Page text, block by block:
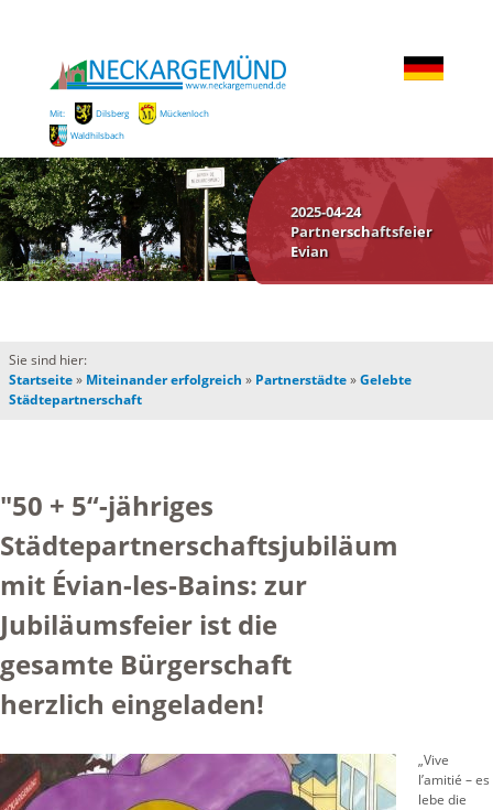
Mit: Dilsberg
Mückenloch
Waldhilsbach
2025-04-24
Partnerschaftsfeier
Evian
Sie sind hier:
Startseite» Miteinander erfolgreich » Partnerstädte»Gelebte
Städtepartnerschaft
"50 + 5“-jähriges
Städtepartnerschaftsjubiläum
mit Évian-les-Bains: zur
Jubiläumsfeier ist die
gesamte Bürgerschaft
herzlich eingeladen!
„Vive
l’amitié – es
lebe die